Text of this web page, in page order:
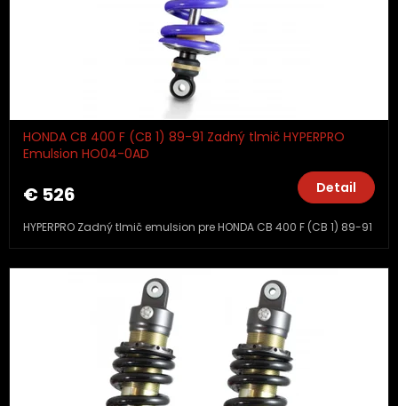
HONDA CB 400 F (CB 1) 89-91 Zadný tlmič HYPERPRO
Emulsion HO04-0AD
€ 526 Detail
HYPERPRO Zadný tlmič emulsion pre HONDA CB 400 F (CB 1) 89-91